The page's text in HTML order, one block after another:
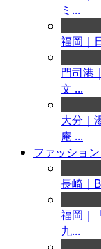
ミ...
福岡｜
門司港
文 ...
大分｜
庵 ...
ファッショ
長崎｜
福岡｜
九...